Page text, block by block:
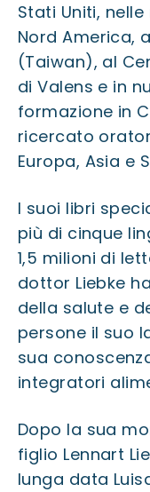
Stati Uniti,
Nord America,
(Taiwan), al
di Valens e in
formazione in
ricercato
Europa, Asia e
I suoi libri
più di cinque
1,5 milioni di
dottor Liebke
della salute e
persone il suo
sua
integratori
Dopo la sua
figlio Lennart
lunga data